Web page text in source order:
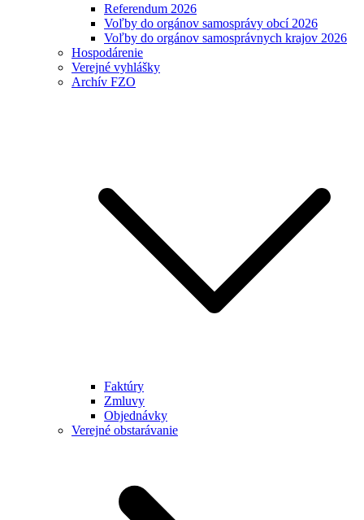
Referendum 2026
Voľby do orgánov samosprávy obcí 2026
Voľby do orgánov samosprávnych krajov 2026
Hospodárenie
Verejné vyhlášky
Archív FZO
Faktúry
Zmluvy
Objednávky
Verejné obstarávanie